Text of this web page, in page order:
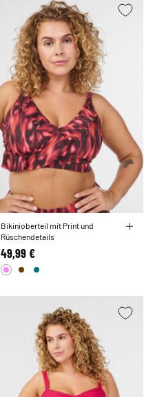
Bikinioberteil mit Print und
Rüschendetails
49,99 €